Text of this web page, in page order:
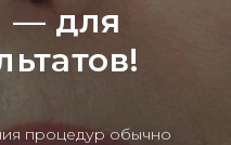
— для
процедур обычно